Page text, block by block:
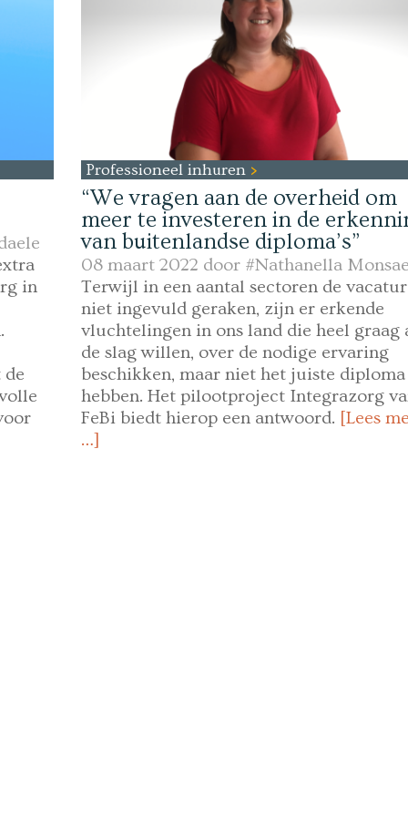
in
Professioneel inhuren
“We vragen aan de overheid om
meer te investeren in de
van buitenlandse diploma’s”
08 maart 2022 door #Nathanella
Terwijl in een aantal sectoren de
niet ingevuld geraken, zijn er erkende
vluchtelingen in ons land die heel graag
de slag willen, over de nodige ervaring
beschikken, maar niet het juiste diploma
hebben. Het pilootproject Integrazorg
FeBi biedt hierop een antwoord. [Lees
…]